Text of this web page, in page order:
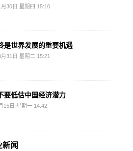
30日 星期四 15:10
是世界发展的重要机遇
31日 星期二 15:21
要低估中国经济潜力
15日 星期一 14:42
新闻